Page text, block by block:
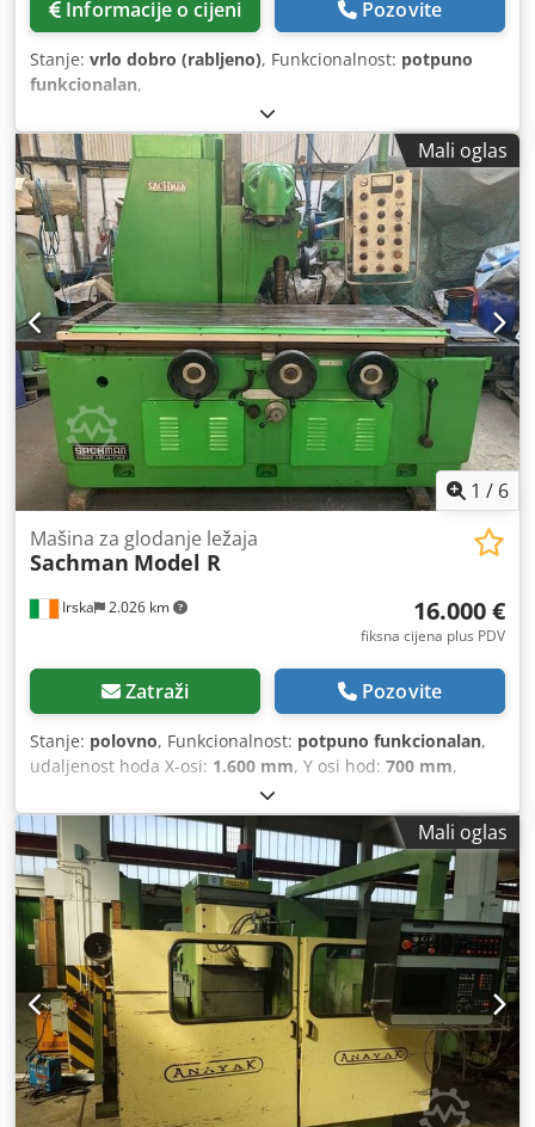
Informacije o cijeni Pozovite
Stanje: vrlo dobro (rabljeno), Funkcionalnost: potpuno
funkcionalan,
Mali oglas
1 / 6
Irska 2.026 km
Mašina za glodanje ležaja
Sachman Model R
16.000 €
fiksna cijena plus PDV
Zatraži Pozovite
Stanje: polovno, Funkcionalnost: potpuno funkcionalan,
udaljenost hoda X-osi: 1.600 mm, Y osi hod: 700 mm,
760 mm
Mali oglas